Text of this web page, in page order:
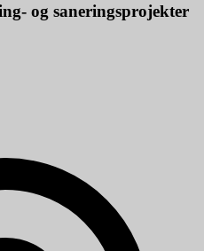
og saneringsprojekter